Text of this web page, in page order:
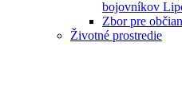
bojovníkov
Zbor pre
Životné prostredie